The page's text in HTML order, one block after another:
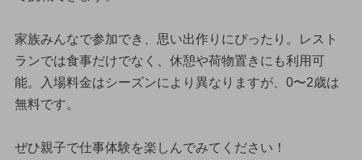
家族みんなで参加でき、思い出作りにぴったり。レスト
ランでは食事だけでなく、休憩や荷物置きにも利用可
能。入場料金はシーズンにより異なりますが、0〜2歳は
無料です。
ぜひ親子で仕事体験を楽しんでみてください！